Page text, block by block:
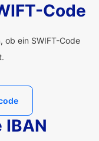
Code
ob ein SWIFT-Code
IBAN